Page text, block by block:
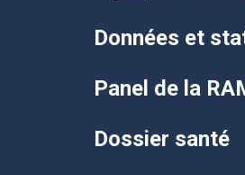
Données et
Panel de la
Dossier santé